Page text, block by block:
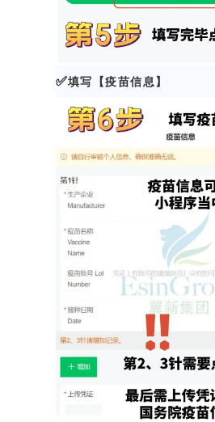
✅填写【疫苗信息】